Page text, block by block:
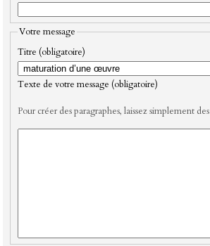
Votre message
Titre (obligatoire)
Texte de votre message (obligatoire)
Pour créer des paragraphes, laissez simplement